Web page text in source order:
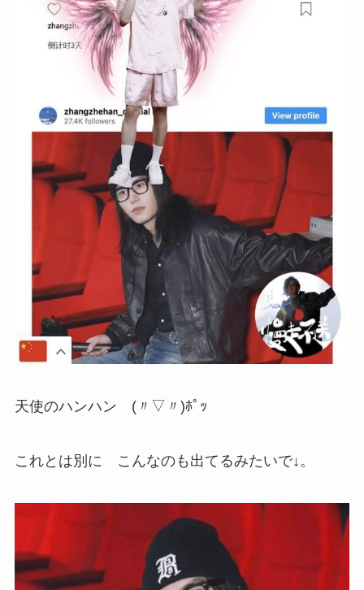
天使のハンハン (〃▽〃)ﾎﾟｯ
これとは別に こんなのも出てるみたいで↓。